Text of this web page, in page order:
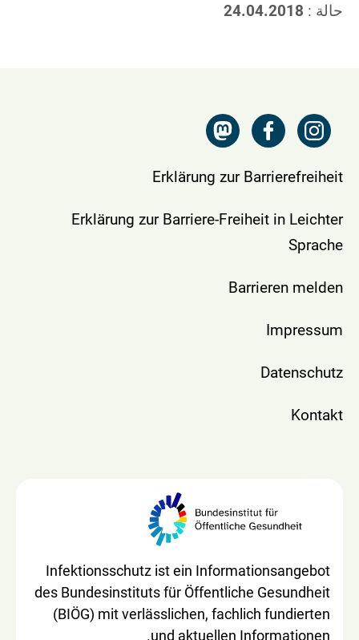
حالة : 24.04.2018
Erklärung zur Barrierefreiheit
Erklärung zur Barriere-Freiheit in Leichter
Sprache
Barrieren melden
Impressum
Datenschutz
Kontakt
Infektionsschutz ist ein Informationsangebot
des Bundesinstituts für Öffentliche Gesundheit
(BIÖG) mit verlässlichen, fachlich fundierten
und aktuellen Informationen.